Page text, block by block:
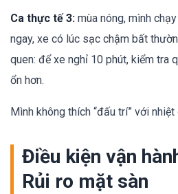
Ca thực tế 3: mùa nóng, mình
ngay, xe có lúc sạc chậm bất
quen: để xe nghỉ 10 phút, kiểm tra
ổn hơn.
Mình không thích “đấu trí” với nhiệt
Điều kiện vận
Rủi ro mặt sàn